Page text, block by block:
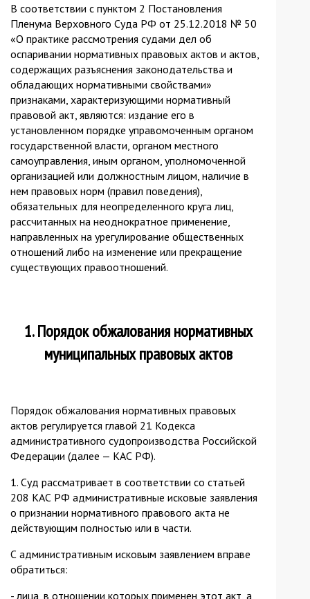
В соответствии с пунктом 2 Постановления
Пленума Верховного Суда РФ от 25.12.2018 № 50
«О практике рассмотрения судами дел об
оспаривании нормативных правовых актов и актов,
содержащих разъяснения законодательства и
обладающих нормативными свойствами»
признаками, характеризующими нормативный
правовой акт, являются: издание его в
установленном порядке управомоченным органом
государственной власти, органом местного
самоуправления, иным органом, уполномоченной
организацией или должностным лицом, наличие в
нем правовых норм (правил поведения),
обязательных для неопределенного круга лиц,
рассчитанных на неоднократное применение,
направленных на урегулирование общественных
отношений либо на изменение или прекращение
существующих правоотношений.
1. Порядок обжалования нормативных
муниципальных правовых актов
Порядок обжалования нормативных правовых
актов регулируется главой 21 Кодекса
административного судопроизводства Российской
Федерации (далее — КАС РФ).
1. Суд рассматривает в соответствии со статьей
208 КАС РФ административные исковые заявления
о признании нормативного правового акта не
действующим полностью или в части.
С административным исковым заявлением вправе
обратиться:
- лица, в отношении которых применен этот акт, а